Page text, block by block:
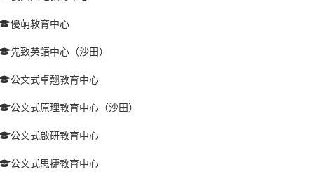
優萌教育中心
先致英語中心（沙田）
公文式卓翹教育中心
公文式原理教育中心（沙田）
公文式啟研教育中心
公文式思捷教育中心